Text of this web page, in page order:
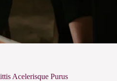
Acelerisque Purus